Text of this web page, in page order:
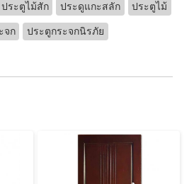
ประตูไม้สัก ประดูแกะสลัก ประตูไม้
จก ประตูกระจกนิรภัย